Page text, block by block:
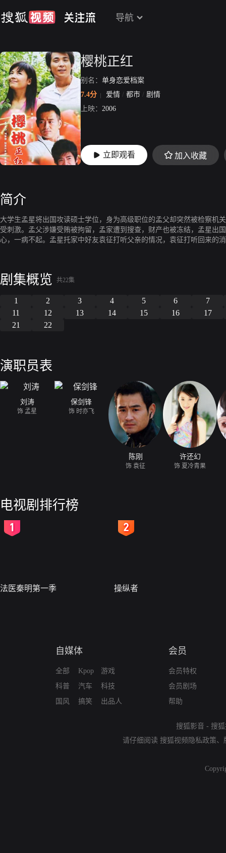
导航
樱桃正红
别名： 单身恋爱档案
7.4分
爱情 / 都市 / 剧情
上映： 2006
立即观看 加入收藏
简介
大学生孟星将出国攻读硕士学位，身为高级职位的孟父却突然被检察机
受刺激。孟父涉嫌受贿被拘留，孟家遭到搜查，财产也被冻结，孟星出
心，一病不起。孟星托家中好友袁征打听父亲的情况，袁征打听回来的
高考志愿书，对前程悲观失望。这天晚上，孟星在回家的路上，突然与
剧集概览 共22集
1 2 3 4 5 6
7
11
12 13 14 15 16
17
21
22
演职员表
刘涛
饰 孟星
保剑锋
饰 时亦飞
陈刚
饰 袁征
许还幻
饰 夏冷青果
电视剧排行榜
法医秦明第一季 操纵者
自媒体
全部
科普
国风
Kpop
汽车
搞笑
游戏
科技
出品人
会员
会员特权
会员剧场
帮助
搜狐影音 - 搜
请仔细阅读 搜狐视频隐私政策、